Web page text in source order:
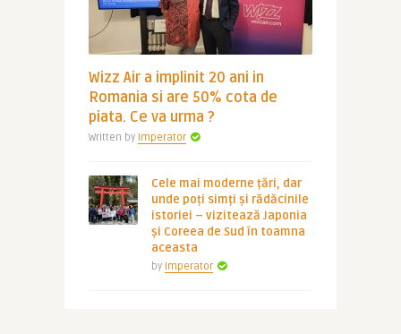
Wizz Air a implinit 20 ani in
Romania si are 50% cota de
piata. Ce va urma ?
Written by Imperator
Cele mai moderne țări, dar
unde poți simți și rădăcinile
istoriei – vizitează Japonia
și Coreea de Sud în toamna
aceasta
by Imperator